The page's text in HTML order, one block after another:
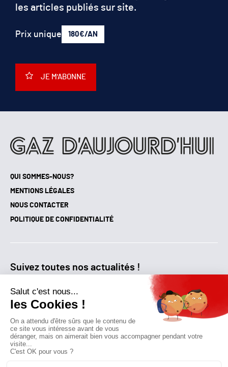
QUI SOMMES-NOUS?
MENTIONS LÉGALES
NOUS CONTACTER
POLITIQUE DE CONFIDENTIALITÉ
Suivez toutes nos actualités !
NEWSLETTER
Qui sommes-nous?
les articles publiés sur site.
Prix unique 180€/AN
JE M'ABONNE